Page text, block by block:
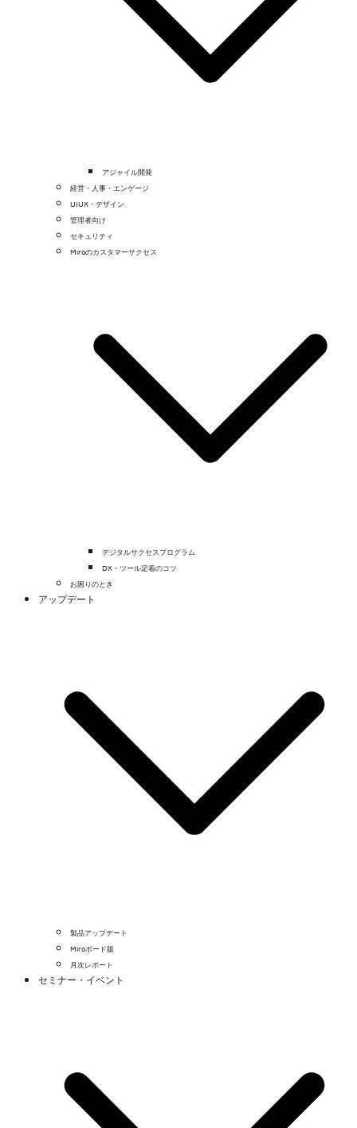
アジャイル開発
経営・人事・エンゲージ
UIUX・デザイン
管理者向け
セキュリティ
Miroのカスタマーサクセス
デジタルサクセスプログラム
DX・ツール定着のコツ
お困りのとき
アップデート
製品アップデート
Miroボード版
月次レポート
セミナー・イベント